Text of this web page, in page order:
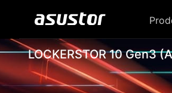
LOCKERSTOR 10 Gen3